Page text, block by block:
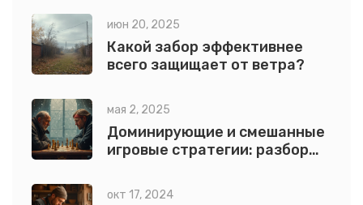
июн 20, 2025
Какой забор эффективнее
всего защищает от ветра?
мая 2, 2025
Доминирующие и смешанные
игровые стратегии: разбор
окт 17, 2024